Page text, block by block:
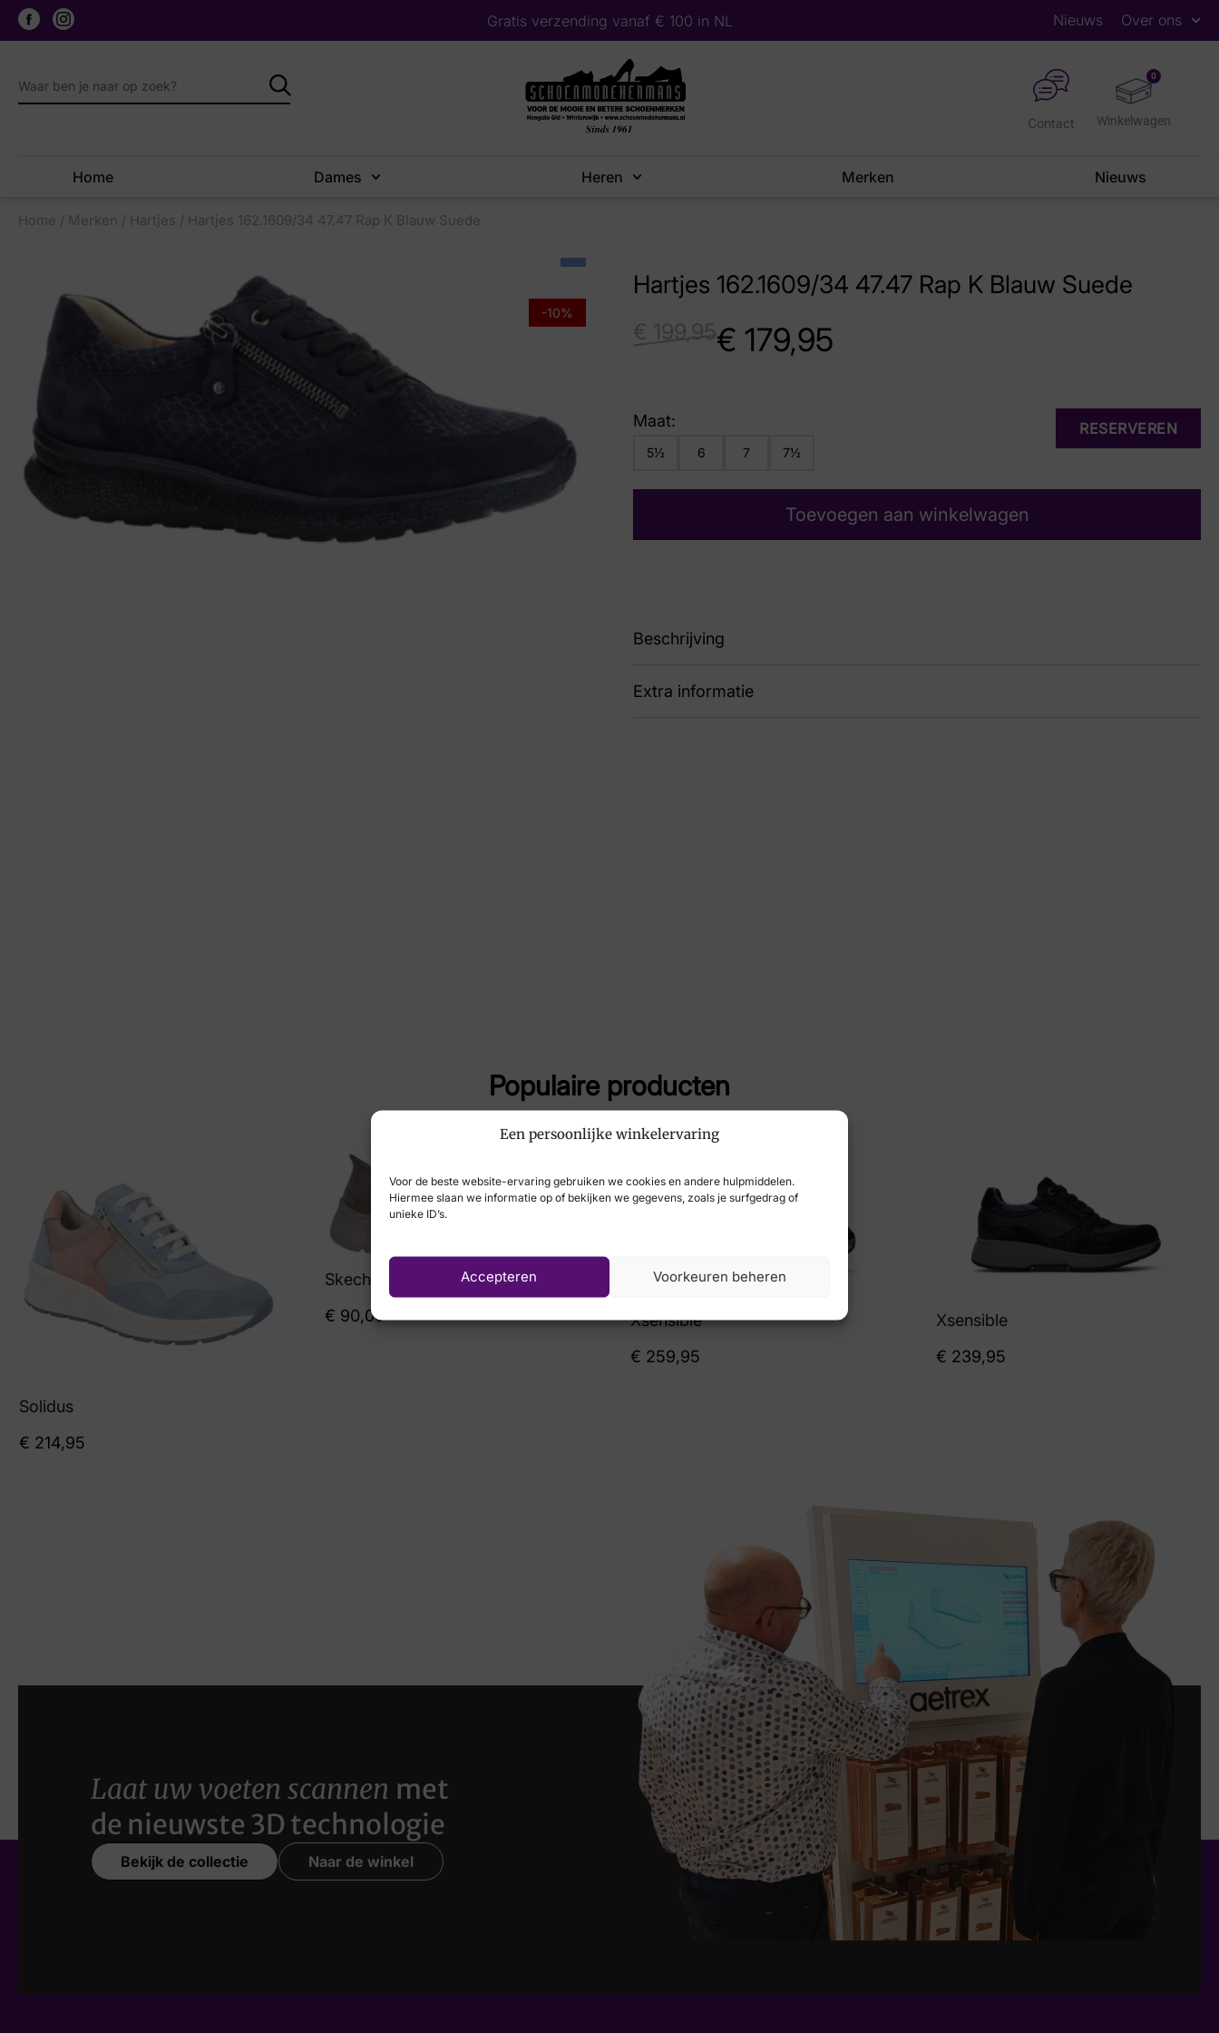
Een persoonlijke winkelervaring
Voor de beste website-ervaring gebruiken we cookies en andere hulpmiddelen.
Hiermee slaan we informatie op of bekijken we gegevens, zoals je surfgedrag of
unieke ID’s.
Accepteren Voorkeuren beheren
Gratis verzending vanaf € 100 in NL Nieuws Over ons
0
Contact
Home Dames Heren Merken Nieuws
Home / Merken / Hartjes / Hartjes 162.1609/34 47.47 Rap K Blauw Suede
-10%
Hartjes 162.1609/34 47.47 Rap K Blauw Suede
199,95€ 179,95
RESERVEREN
Maat:
5½ 6 7 7½
Toevoegen aan winkelwagen
Beschrijving
88 162.1609/34 47.47 Rap K
Extra informatie
Populaire producten
Solidus
€ 214,95
Skechers
€ 90,00
Xsensible
€ 259,95
Xsensible
€ 239,95
Laat uw voeten scannen met
de nieuwste 3D technologie
Bekijk de collectie Naar de winkel